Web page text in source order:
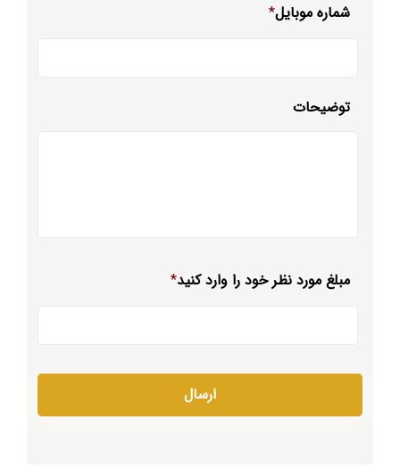
شماره موبایل*
توضیحات
مبلغ مورد نظر خود را وارد کنید*